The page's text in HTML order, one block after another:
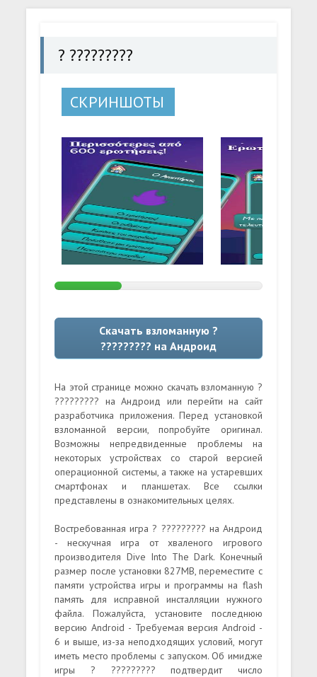
????????? (Разблокировано все) на Андроид
? ?????????
СКРИНШОТЫ
Скачать взломанную ?
????????? на Андроид
На этой странице можно скачать взломанную ?
????????? на Андроид или перейти на сайт
разработчика приложения. Перед установкой
взломанной версии, попробуйте оригинал.
Возможны непредвиденные проблемы на
некоторых устройствах со старой версией
операционной системы, а также на устаревших
смартфонах и планшетах. Все ссылки
представлены в ознакомительных целях.
Востребованная игра ? ????????? на Андроид
- нескучная игра от хваленого игрового
производителя Dive Into The Dark. Конечный
размер после установки 827MB, переместите с
памяти устройства игры и программы на flash
память для исправной инсталляции нужного
файла. Пожалуйста, установите последнюю
версию Android - Требуемая версия Android -
6 и выше, из-за неподходящих условий, могут
иметь место проблемы с запуском. Об имидже
игры ? ????????? подтвердит число